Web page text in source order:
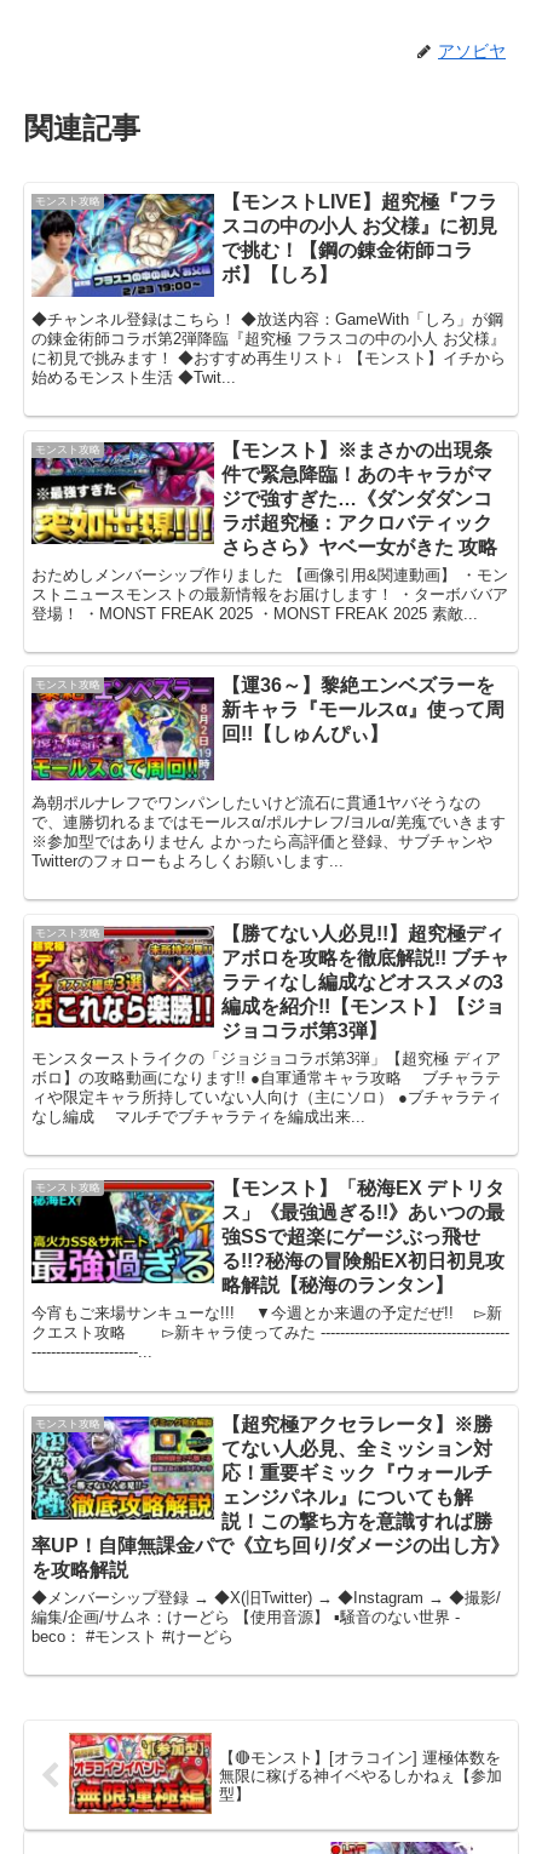
アソビヤ
関連記事
モンスト攻略
【モンストLIVE】超究極『フラ
スコの中の小人 お父様』に初見
で挑む！【鋼の錬金術師コラ
ボ】【しろ】
◆チャンネル登録はこちら！ ◆放送内容：GameWith「しろ」が鋼
の錬金術師コラボ第2弾降臨『超究極 フラスコの中の小人 お父様』
に初見で挑みます！ ◆おすすめ再生リスト↓ 【モンスト】イチから
始めるモンスト生活 ◆Twit...
モンスト攻略
【モンスト】※まさかの出現条
件で緊急降臨！あのキャラがマ
ジで強すぎた…《ダンダダンコ
ラボ超究極：アクロバティック
さらさら》ヤベー女がきた 攻略
おためしメンバーシップ作りました 【画像引用&関連動画】 ・モン
ストニュースモンストの最新情報をお届けします！ ・ターボババア
登場！ ・MONST FREAK 2025 ・MONST FREAK 2025 素敵...
モンスト攻略
【運36～】黎絶エンベズラーを
新キャラ『モールスα』使って周
回!!【しゅんぴぃ】
為朝ポルナレフでワンパンしたいけど流石に貫通1ヤバそうなの
で、連勝切れるまではモールスα/ポルナレフ/ヨルα/羌瘣でいきます
※参加型ではありません よかったら高評価と登録、サブチャンや
Twitterのフォローもよろしくお願いします...
モンスト攻略
【勝てない人必見!!】超究極ディ
アボロを攻略を徹底解説!! ブチャ
ラティなし編成などオススメの3
編成を紹介!!【モンスト】【ジョ
ジョコラボ第3弾】
モンスターストライクの「ジョジョコラボ第3弾」【超究極 ディア
ボロ】の攻略動画になります!! ●自軍通常キャラ攻略 ブチャラテ
ィや限定キャラ所持していない人向け（主にソロ） ●ブチャラティ
なし編成 マルチでブチャラティを編成出来...
モンスト攻略
【モンスト】「秘海EX デトリタ
ス」《最強過ぎる!!》あいつの最
強SSで超楽にゲージぶっ飛せ
る!!?秘海の冒険船EX初日初見攻
略解説【秘海のランタン】
今宵もご来場サンキューな!!! ▼今週とか来週の予定だぜ!! ▻新
クエスト攻略 ▻新キャラ使ってみた ---------------------------------------
----------------------...
モンスト攻略
【超究極アクセラレータ】※勝
てない人必見、全ミッション対
応！重要ギミック『ウォールチ
ェンジパネル』についても解
説！この撃ち方を意識すれば勝
率UP！自陣無課金パで《立ち回り/ダメージの出し方》
を攻略解説
◆メンバーシップ登録 → ◆X(旧Twitter) → ◆Instagram → ◆撮影/
編集/企画/サムネ：けーどら 【使用音源】 ▪️騒音のない世界 -
beco： #モンスト #けーどら
【🔴モンスト】[オラコイン] 運極体数を
無限に稼げる神イベやるしかねぇ【参加
型】